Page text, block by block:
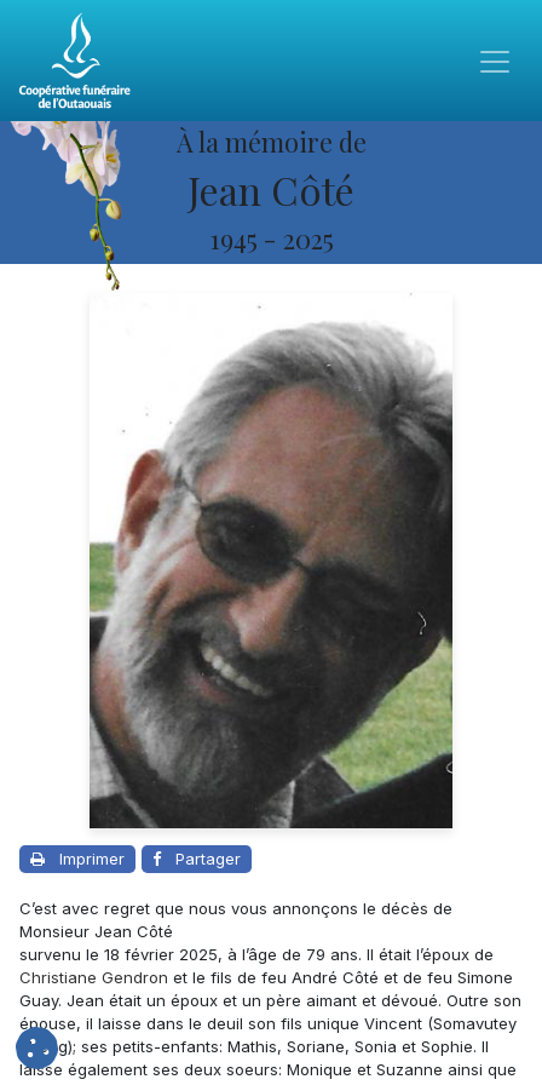
À la mémoire de
Jean Côté
1945 - 2025
Imprimer Partager
C’est avec regret que nous vous annonçons le décès de
Monsieur Jean Côté
survenu le 18 février 2025, à l’âge de 79 ans. Il était l’époux de
Christiane Gendron et le fils de feu André Côté et de feu Simone
Guay. Jean était un époux et un père aimant et dévoué. Outre son
épouse, il laisse dans le deuil son fils unique Vincent (Somavutey
Kheng); ses petits-enfants: Mathis, Soriane, Sonia et Sophie. Il
laisse également ses deux soeurs: Monique et Suzanne ainsi que